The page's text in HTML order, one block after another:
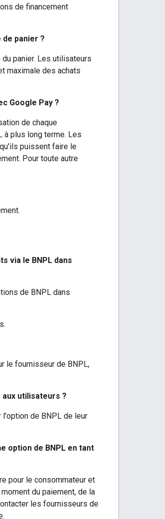
de financement
de panier ?
panier. Les utilisateurs
maximale des achats
Google Pay ?
de chaque
à plus long terme. Les
puissent faire le
Pour toute autre
via le BNPL dans
de BNPL dans
le fournisseur de BNPL,
utilisateurs ?
l'option de BNPL de leur
option de BNPL en tant
pour le consommateur et
du paiement, de la
les fournisseurs de